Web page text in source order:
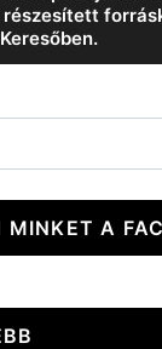
részesített
MINKET A